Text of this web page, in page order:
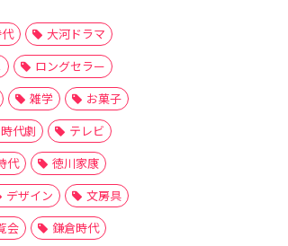
大河ドラマ
ロングセラー
雑学
お菓子
時代劇
テレビ
代
徳川家康
デザイン
文房具
会
鎌倉時代